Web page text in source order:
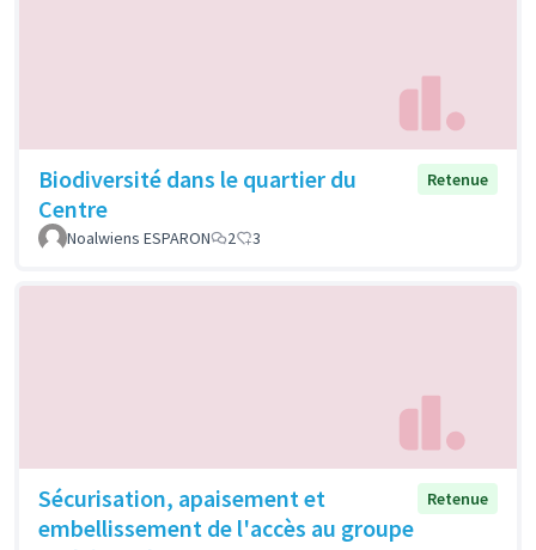
Biodiversité dans le quartier du
Centre
Retenue
Noalwiens ESPARON 2 3
Sécurisation, apaisement et
embellissement de l'accès au groupe
Retenue